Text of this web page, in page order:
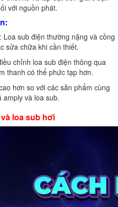
với nguồn phát.
sub điện thường nặng và cồng
sửa chữa khi cần thiết.
chỉnh loa sub điện thông qua
thanh có thể phức tạp hơn.
hơn so với các sản phẩm cùng
amply và loa sub.
loa sub hơi